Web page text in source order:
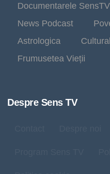
Documentarele SensTV
News Podcast
Astrologica
Frumusetea Vieții
Despre Sens TV